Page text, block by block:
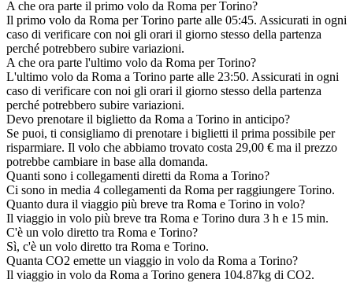
A che ora parte il primo volo da Roma per Torino?
Il primo volo da Roma per Torino parte alle 05:45. Assicurati in ogni
caso di verificare con noi gli orari il giorno stesso della partenza
perché potrebbero subire variazioni.
A che ora parte l'ultimo volo da Roma per Torino?
L'ultimo volo da Roma a Torino parte alle 23:50. Assicurati in ogni
caso di verificare con noi gli orari il giorno stesso della partenza
perché potrebbero subire variazioni.
Devo prenotare il biglietto da Roma a Torino in anticipo?
Se puoi, ti consigliamo di prenotare i biglietti il prima possibile per
risparmiare. Il volo che abbiamo trovato costa 29,00 € ma il prezzo
potrebbe cambiare in base alla domanda.
Quanti sono i collegamenti diretti da Roma a Torino?
Ci sono in media 4 collegamenti da Roma per raggiungere Torino.
Quanto dura il viaggio più breve tra Roma e Torino in volo?
Il viaggio in volo più breve tra Roma e Torino dura 3 h e 15 min.
C'è un volo diretto tra Roma e Torino?
Sì, c'è un volo diretto tra Roma e Torino.
Quanta CO2 emette un viaggio in volo da Roma a Torino?
Il viaggio in volo da Roma a Torino genera 104.87kg di CO2.